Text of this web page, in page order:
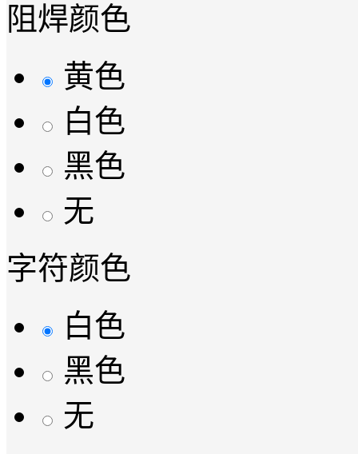
阻焊颜色
黄色
白色
黑色
无
字符颜色
白色
黑色
无